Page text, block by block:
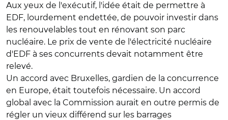
Aux yeux de l'exécutif, l'idée était de permettre à
EDF, lourdement endettée, de pouvoir investir dans
les renouvelables tout en rénovant son parc
nucléaire. Le prix de vente de l'électricité nucléaire
d'EDF à ses concurrents devait notamment être
relevé.
Un accord avec Bruxelles, gardien de la concurrence
en Europe, était toutefois nécessaire. Un accord
global avec la Commission aurait en outre permis de
régler un vieux différend sur les barrages